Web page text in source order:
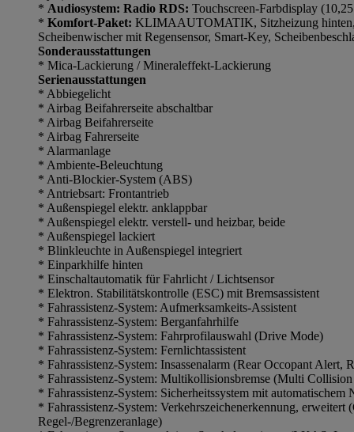
* Audiosystem: Radio RDS: Touchscreen-Farbdisplay
* Komfort-Paket: KLIMAAUTOMATIK, Sitzheizung
Scheibenwischer mit Regensensor, Smart-Key,
Sonderausstattungen
* Mica-Lackierung / Mineraleffekt-Lackierung
Serienausstattungen
* Abbiegelicht
* Airbag Beifahrerseite abschaltbar
* Airbag Beifahrerseite
* Airbag Fahrerseite
* Alarmanlage
* Ambiente-Beleuchtung
* Anti-Blockier-System (ABS)
* Antriebsart: Frontantrieb
* Außenspiegel elektr. anklappbar
* Außenspiegel elektr. verstell- und heizbar, beide
* Außenspiegel lackiert
* Blinkleuchte in Außenspiegel integriert
* Einparkhilfe hinten
* Einschaltautomatik für Fahrlicht / Lichtsensor
* Elektron. Stabilitätskontrolle (ESC) mit Bremsassistent
* Fahrassistenz-System: Aufmerksamkeits-Assistent
* Fahrassistenz-System: Berganfahrhilfe
* Fahrassistenz-System: Fahrprofilauswahl (Drive Mode)
* Fahrassistenz-System: Fernlichtassistent
* Fahrassistenz-System: Insassenalarm (Rear Occopant Alert,
* Fahrassistenz-System: Multikollisionsbremse (Multi
* Fahrassistenz-System: Sicherheitssystem mit
* Fahrassistenz-System: Verkehrszeichenerkennung, erweitert
Regel-/Begrenzeranlage)